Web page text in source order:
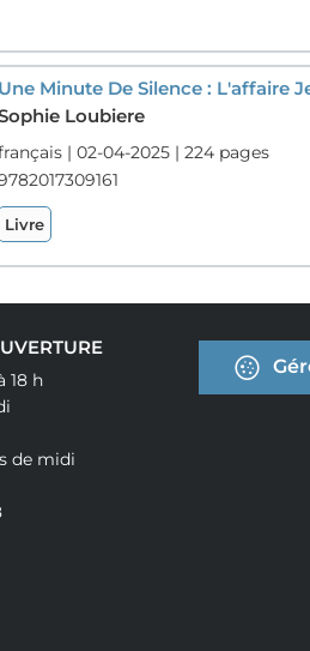
Loubiere
| 02-04-2025 | 224 pages
Livre
18 h
de midi